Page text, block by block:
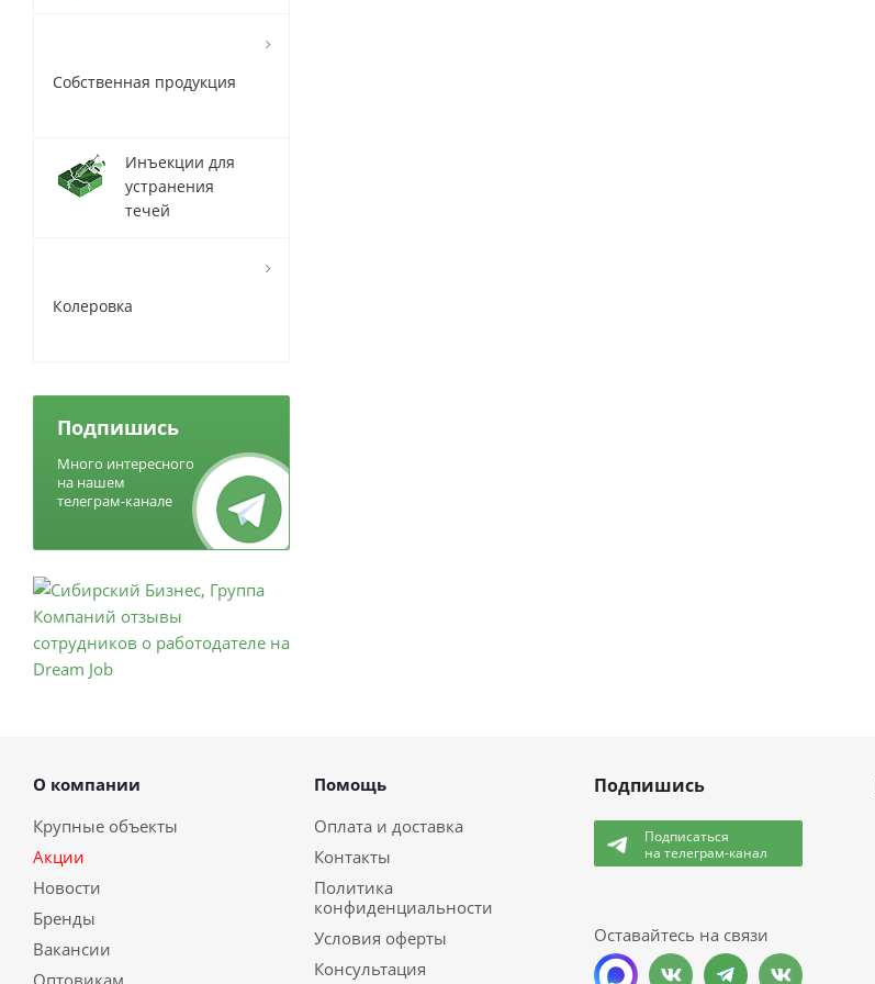
Собственная продукция
Инъекции для
устранения
течей
Колеровка
Подпишись
Много интересного
на нашем
телеграм-канале
О компании
Крупные объекты
Акции
Новости
Бренды
Вакансии
Оптовикам
Помощь
Оплата и доставка
Контакты
Политика
конфиденциальности
Условия оферты
Консультация
Подпишись
Подписаться
на телеграм-канал
Оставайтесь на связи